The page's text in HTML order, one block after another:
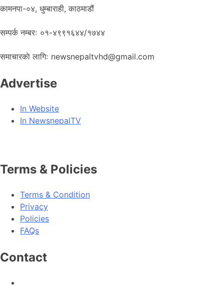
कामनपा-०४, धुम्बाराही, काठमाडौं
सम्पर्क नम्बरः ०१-४९९१६४४/१७४४
समाचारकाे लागिः newsnepaltvhd@gmail.com
Advertise
In Website
In NewsnepalTV
Terms & Policies
Terms & Condition
Privacy
Policies
FAQs
Contact